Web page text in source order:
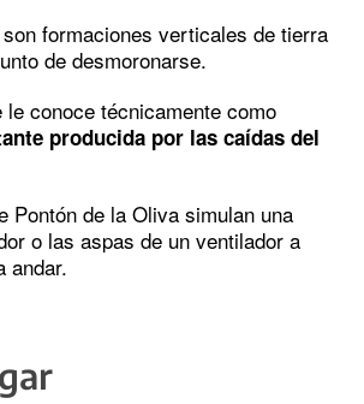
son formaciones verticales de tierra
de desmoronarse.
conoce técnicamente como
producida por las caídas del
Pontón de la Oliva simulan una
o las aspas de un ventilador a
andar.